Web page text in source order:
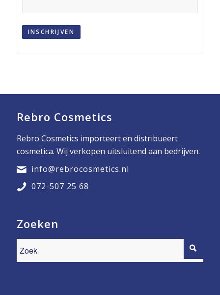
INSCHRIJVEN
Rebro Cosmetics
Rebro Cosmetics importeert en distribueert
cosmetica. Wij verkopen uitsluitend aan bedrijven.
info@rebrocosmetics.nl
072-507 25 68
Zoeken